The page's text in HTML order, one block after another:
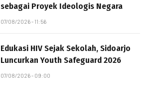
sebagai Proyek Ideologis Negara
07/08/2026 - 11:56
Edukasi HIV Sejak Sekolah, Sidoarjo
Luncurkan Youth Safeguard 2026
07/08/2026 - 09:00